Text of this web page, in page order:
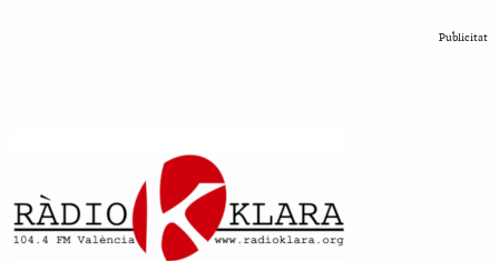
Publicitat